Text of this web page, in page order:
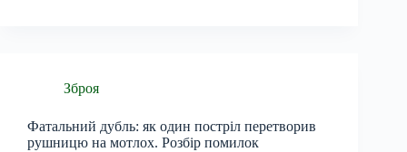
Зброя
Фатальний дубль: як один постріл перетворив
рушницю на мотлох. Розбір помилок